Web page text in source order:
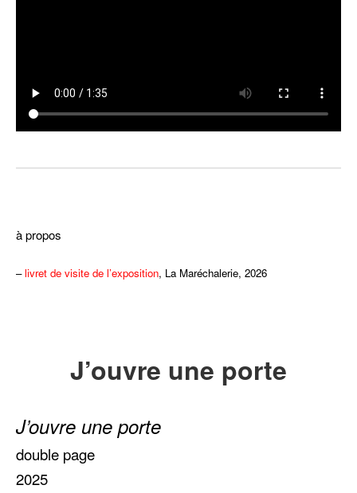
à propos
–livret de visite de l’exposition, La Maréchalerie, 2026
J’ouvre une porte
J’ouvre une porte
double page
2025